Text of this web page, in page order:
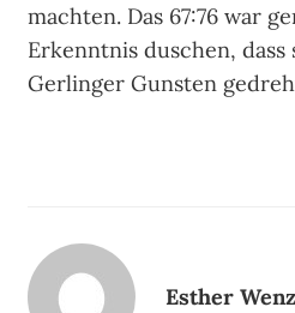
machten. Das 67:76 war
Erkenntnis duschen,
Gerlinger Gunsten
Esther